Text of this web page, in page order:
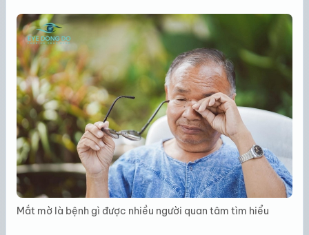
Mắt mờ là bệnh gì được nhiều người quan tâm tìm hiểu